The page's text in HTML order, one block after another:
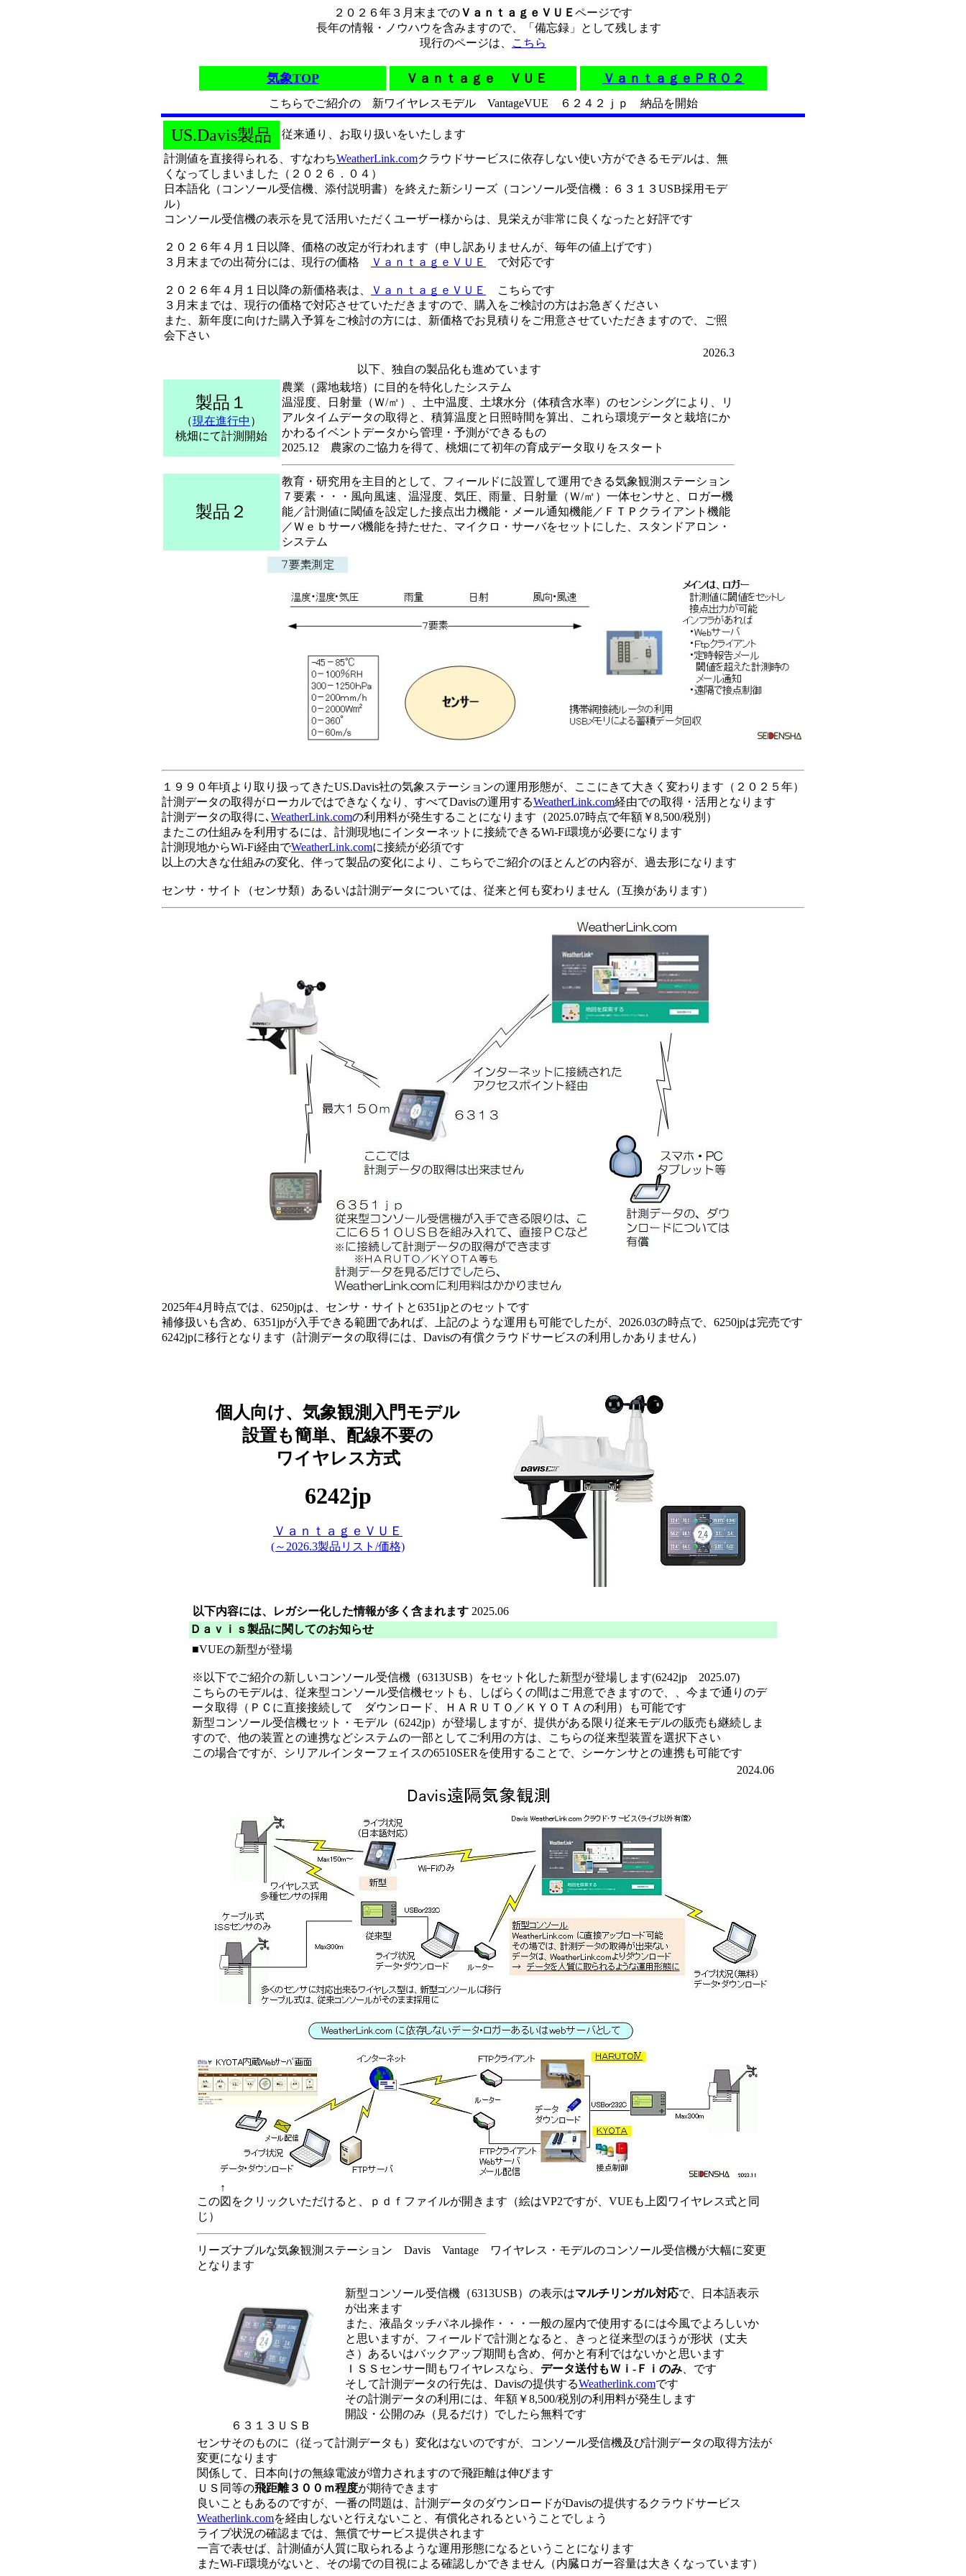
２０２６年３月末までのＶａｎｔａｇｅＶＵＥページです
長年の情報・ノウハウを含みますので、「備忘録」として残します
現行のページは、
こちら
気象TOP Ｖａｎｔａｇｅ ＶＵＥ ＶａｎｔａｇｅＰＲＯ２
こちらでご紹介の 新ワイヤレスモデル VantageVUE ６２４２ｊｐ 納品を開始
US.Davis製品
従来通り、お取り扱いをいたします
計測値を直接得られる、すなわちWeatherLink.comクラウドサービスに依存しない使い方ができるモデルは、無
くなってしまいました（２０２６．０４）
日本語化（コンソール受信機、添付説明書）を終えた新シリーズ（コンソール受信機：６３１３USB採用モデ
ル）
コンソール受信機の表示を見て活用いただくユーザー様からは、見栄えが非常に良くなったと好評です
２０２６年４月１日以降、価格の改定が行われます（申し訳ありませんが、毎年の値上げです）
３月末までの出荷分には、現行の価格
ＶａｎｔａｇｅＶＵＥ で対応です
２０２６年４月１日以降の新価格表は、 ＶａｎｔａｇｅＶＵＥ
こちらです
３月末までは、現行の価格で対応させていただきますので、購入をご検討の方はお急ぎください
また、新年度に向けた購入予算をご検討の方には、新価格でお見積りをご用意させていただきますので、ご照
会下さい
2026.3
以下、独自の製品化も進めています
製品１
（現在進行中 ）
桃畑にて計測開始
農業（露地栽培）に目的を特化したシステム
温湿度、日射量（Ｗ/㎡）、土中温度、土壌水分（体積含水率）のセンシングにより、リ
アルタイムデータの取得と、積算温度と日照時間を算出、これら環境データと栽培にか
かわるイベントデータから管理・予測ができるもの
2025.12 農家のご協力を得て、桃畑にて初年の育成データ取りをスタート
製品２
教育・研究用を主目的として、フィールドに設置して運用できる気象観測ステーション
７要素・・・風向風速、温湿度、気圧、雨量、日射量（Ｗ/㎡）一体センサと、ロガー機
能／計測値に閾値を設定した接点出力機能・メール通知機能／ＦＴＰクライアント機能
／Ｗｅｂサーバ機能を持たせた、マイクロ・サーバをセットにした、スタンドアロン・
システム
１９９０年頃より取り扱ってきたUS.Davis社の気象ステーションの運用形態が、ここにきて大きく変わります（２０２５年）
計測データの取得がローカルではできなくなり、すべてDavisの運用するWeatherLink.com経由での取得・活用となります
計測データの取得に､ WeatherLink.comの利用料が発生することになります（2025.07時点で年額￥8,500/税別）
またこの仕組みを利用するには、計測現地にインターネットに接続できるWi-Fi環境が必要になります
計測現地からWi-Fi経由でWeatherLink.comに接続が必須です
以上の大きな仕組みの変化、伴って製品の変化により、こちらでご紹介のほとんどの内容が、過去形になります
センサ・サイト（センサ類）あるいは計測データについては、従来と何も変わりません（互換があります）
2025年4月時点では、6250jpは、センサ・サイトと6351jpとのセットです
補修扱いも含め、6351jpが入手できる範囲であれば、上記のような運用も可能でしたが、2026.03の時点で、6250jpは完売です
6242jpに移行となります（計測データの取得には、Davisの有償クラウドサービスの利用しかありません）
個人向け、気象観測入門モデル
設置も簡単、配線不要の
ワイヤレス方式
6242jp
ＶａｎｔａｇｅＶＵＥ
(～2026.3製品リスト/価格)
以下内容には、レガシー化した情報が多く含まれます 2025.06
Ｄａｖｉｓ製品に関してのお知らせ
■VUEの新型が登場
※以下でご紹介の新しいコンソール受信機（6313USB）をセット化した新型が登場します(6242jp 2025.07)
こちらのモデルは、従来型コンソール受信機セットも、しばらくの間はご用意できますので、、今まで通りのデ
ータ取得（ＰＣに直接接続して ダウンロード、ＨＡＲＵＴＯ／ＫＹＯＴＡの利用）も可能です
新型コンソール受信機セット・モデル（6242jp）が登場しますが、提供がある限り従来モデルの販売も継続しま
すので、他の装置との連携などシステムの一部としてご利用の方は、こちらの従来型装置を選択下さい
この場合ですが、シリアルインターフェイスの6510SERを使用することで、シーケンサとの連携も可能です
2024.06
↑
この図をクリックいただけると、ｐｄｆファイルが開きます（絵はVP2ですが、VUEも上図ワイヤレス式と同
じ）
リーズナブルな気象観測ステーション Davis Vantage ワイヤレス・モデルのコンソール受信機が大幅に変更
となります
６３１３ＵＳＢ
新型コンソール受信機（6313USB）の表示はマルチリンガル対応で、日本語表示
が出来ます
また、液晶タッチパネル操作・・・一般の屋内で使用するには今風でよろしいか
と思いますが、フィールドで計測となると、きっと従来型のほうが形状（丈夫
さ）あるいはバックアップ期間も含め、何かと有利ではないかと思います
ＩＳＳセンサー間もワイヤレスなら、 データ送付もＷｉ-Ｆｉのみ 、です
そして計測データの行先は、Davisの提供するWeatherlink.comです
その計測データの利用には、年額￥8,500/税別の利用料が発生します
開設・公開のみ（見るだけ）でしたら無料です
センサそのものに（従って計測データも）変化はないのですが、コンソール受信機及び計測データの取得方法が
変更になります
関係して、日本向けの無線電波が増力されますので飛距離は伸びます
ＵＳ同等の飛距離３００ｍ程度が期待できます
良いこともあるのですが、一番の問題は、計測データのダウンロードがDavisの提供するクラウドサービス
Weatherlink.comを経由しないと行えないこと、有償化されるということでしょう
ライブ状況の確認までは、無償でサービス提供されます
一言で表せば、計測値が人質に取られるような運用形態になるということになります
またWi-Fi環境がないと、その場での目視による確認しかできません（内臓ロガー容量は大きくなっています）